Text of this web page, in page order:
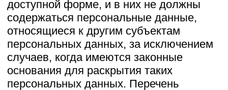
персональных данных.
Обрабатываемые персональные данные
уничтожаются либо обезличиваются по
достижении целей обработки или в
случае утраты необходимости в
достижении этих целей, если иное не
предусмотрено федеральным законом.
6. Цели обработки персональных
данных